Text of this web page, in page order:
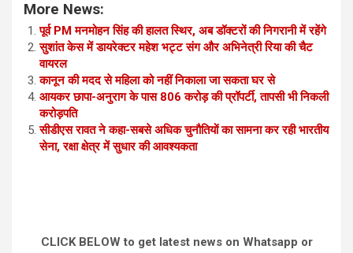
More News:
पूर्व PM मनमोहन सिंह की हालत स्थिर, अब डॉक्टरों की निगरानी में रहेंगे
सुशांत केस में डायरेक्टर महेश भट्ट संग और अभिनेत्री रिया की चैट
वायरल
कानून की मदद से महिला को नहीं निकाला जा सकता घर से
आयकर छापा-अनुराग के पास 806 करोड़ की प्रॉपर्टी, तापसी भी निकली
करोड़पति
सीडीएस रावत ने कहा-सबसे अधिक चुनौतियों का सामना कर रही भारतीय
सेना, रक्षा क्षेत्र में सुधार की आवश्यकता
CLICK BELOW to get latest news on Whatsapp or